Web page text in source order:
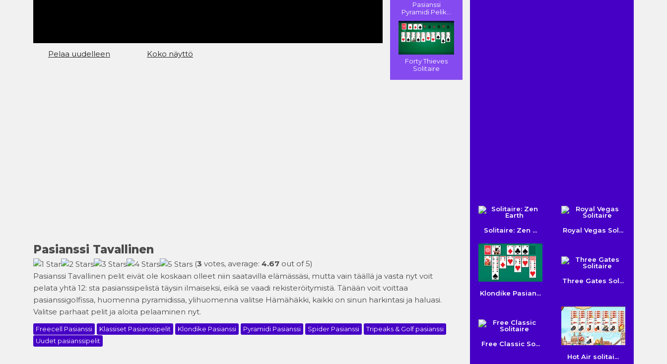
Pelaa uudelleen Koko näyttö
Pasianssi
Pyramidi Pelik...
Forty Thieves
Solitaire
Pasianssi Tavallinen
(3 votes, average: 4.67 out of 5)
Pasianssi Tavallinen pelit eivät ole koskaan olleet niin saatavilla elämässäsi, mutta vain täällä ja vasta nyt voit
pelata yhtä 12: sta pasianssipelistä täysin ilmaiseksi, eikä se vaadi rekisteröitymistä. Tänään voit voittaa
pasianssigolfissa, huomenna pyramidissa, ylihuomenna valitse Hämähäkki, kaikki on sinun harkintasi ja haluasi.
Valitse parhaat pelit ja aloita pelaaminen nyt.
Freecell Pasianssi Klassiset Pasianssipelit Klondike Pasianssi Pyramidi Pasianssi Spider Pasianssi
Tripeaks & Golf pasianssi
Uudet pasianssipelit
Solitaire: Zen ... Royal Vegas Sol...
Klondike Pasian...
Three Gates Sol...
Free Classic So...
Hot Air solitai...